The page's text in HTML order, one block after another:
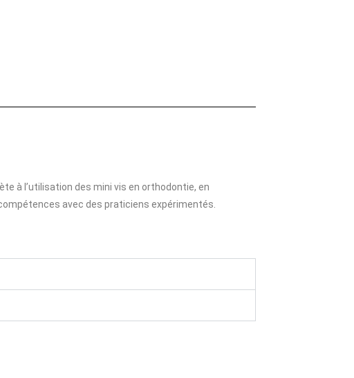
à l’utilisation des mini vis en orthodontie, en
avec des praticiens expérimentés.